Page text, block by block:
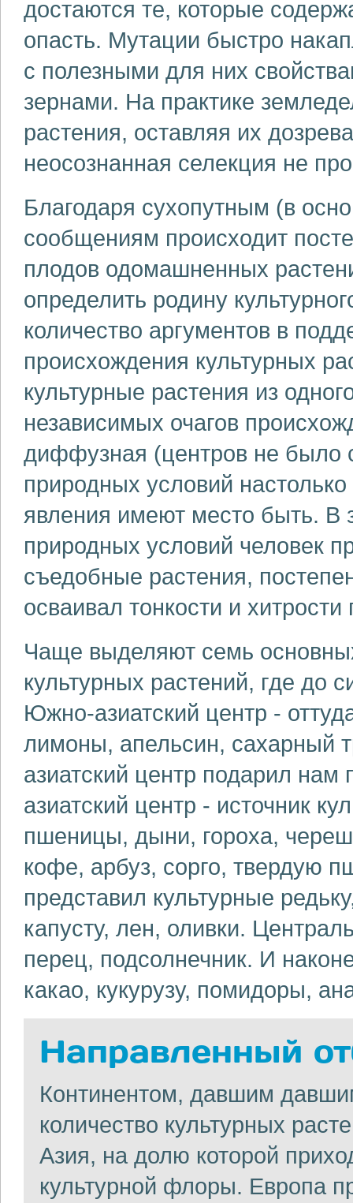
достаются те, которые
опасть. Мутации быстро
с полезными для них
зернами. На практике
растения, оставляя их
неосознанная селекция не
Благодаря сухопутным (в
сообщениям происходит
плодов одомашненных
определить родину
количество аргументов в
происхождения культурных
культурные растения из
независимых очагов
диффузная (центров не было
природных условий
явления имеют место быть. В
природных условий человек
съедобные растения,
осваивал тонкости и
Чаще выделяют семь
культурных растений, где до
Южно-азиатский центр -
лимоны, апельсин, сахарный
азиатский центр подарил
азиатский центр - источник
пшеницы, дыни, гороха,
кофе, арбуз, сорго, твердую
представил культурные
капусту, лен, оливки.
перец, подсолнечник. И
какао, кукурузу, помидоры,
Направленный
Континентом, давшим
количество культурных
Азия, на долю которой
культурной флоры. Европа